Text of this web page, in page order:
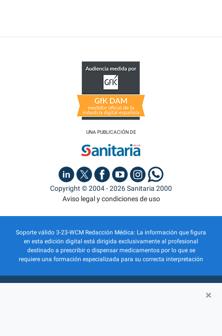
×
UNA PUBLICACIÓN DE
Copyright © 2004 - 2026 Sanitaria 2000
Aviso legal y condiciones de uso
Soporte válido 3-23-WCM Redacción Médica: La información que figura
en esta edición digital está dirigida exclusivamente al profesional
destinado a prescribir o dispensar medicamentos por lo que se
requiere una formación especializada para su correcta interpretación